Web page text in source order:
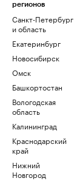
регионов
Санкт-Петербург
и область
Екатеринбург
Новосибирск
Омск
Башкортостан
Вологодская
область
Калининград
Краснодарский
край
Нижний
Новгород